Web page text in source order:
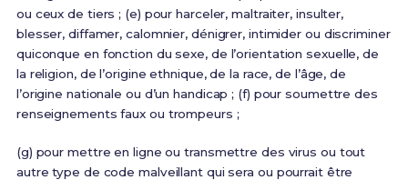
ou ceux de tiers ; (e) pour harceler, maltraiter, insulter,
blesser, diffamer, calomnier, dénigrer, intimider ou discriminer
quiconque en fonction du sexe, de l’orientation sexuelle, de
la religion, de l’origine ethnique, de la race, de l’âge, de
l’origine nationale ou d’un handicap ; (f) pour soumettre des
renseignements faux ou trompeurs ;
(g) pour mettre en ligne ou transmettre des virus ou tout
autre type de code malveillant qui sera ou pourrait être